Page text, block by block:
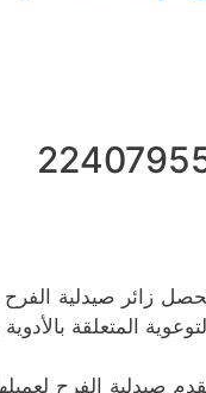
زائر صيدلية الفرح
المتعلقة
صيدلية الفرح